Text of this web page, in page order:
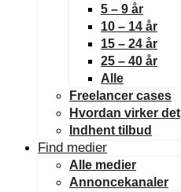
5 – 9 år
10 – 14 år
15 – 24 år
25 – 40 år
Alle
Freelancer cases
Hvordan virker det
Indhent tilbud
Find medier
Alle medier
Annoncekanaler